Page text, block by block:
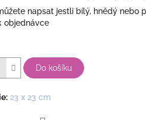
napsat jestli bílý, hnědý nebo
objednávce
Do košíku
: 23 x 23 cm